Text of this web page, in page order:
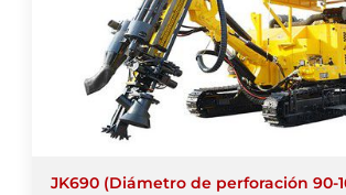
JK690 (Diámetro de perforación 90-